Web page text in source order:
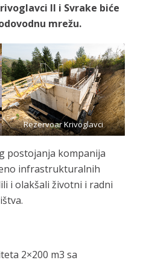
II i Svrake biće
mrežu.
Rezervoar Krivoglavci
postojanja kompanija
infrastrukturalnih
i olakšali životni i radni
2×200 m3 sa